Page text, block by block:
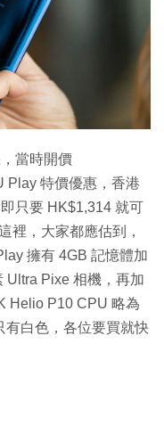
當時開價
Play 特價優惠，香港
只要 HK$1,314 就可
裡，大家都應估到，
擁有 4GB 記憶體加
Ultra Pixe 相機，再加
Helio P10 CPU 略為
有白色，各位要買就快